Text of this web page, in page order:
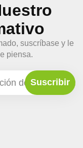
suscríbase y le
piensa.